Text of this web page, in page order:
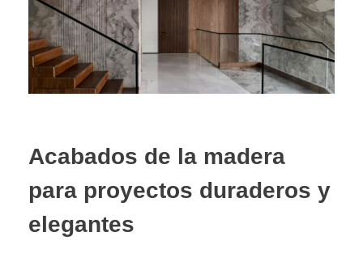
Acabados de la madera
para proyectos duraderos y
elegantes